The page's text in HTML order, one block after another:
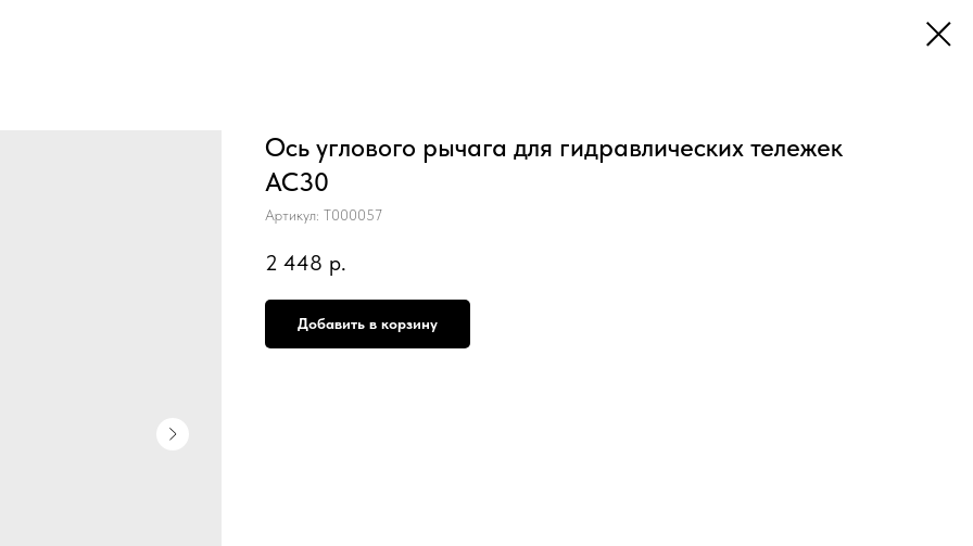
Ось углового рычага для гидравлических тележек
AC30
Артикул: T000057
2 448 р.
Добавить в корзину